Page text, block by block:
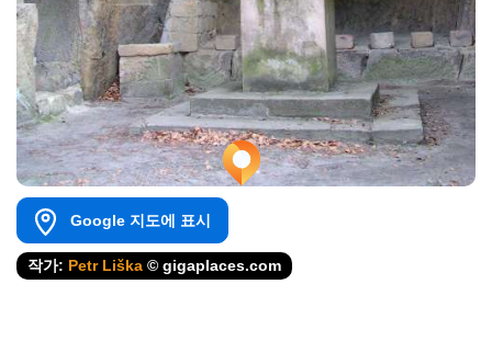
Google 지도에 표시
작가: Petr Liška © gigaplaces.com